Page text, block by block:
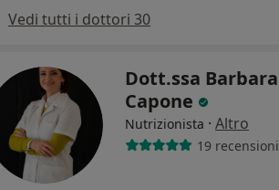
Vedi tutti i dottori 30
Dott.ssa Barbara
Capone
Nutrizionista · Altro
19 recensioni